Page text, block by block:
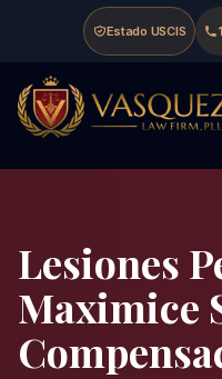
Skip to main content
Skip to navigation
Skip to footer
Estado USCIS
Vasquez Law Firm -
Lesiones
Maximice